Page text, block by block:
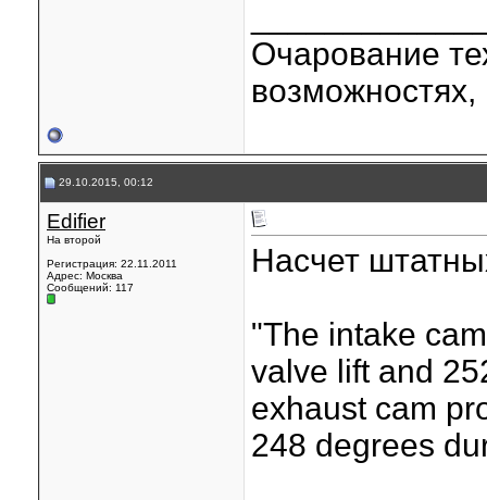
Очарование
возможностях,
29.10.2015, 00:12
Edifier
На второй
Регистрация: 22.11.2011
Адрес: Москва
Сообщений: 117
Насчет
"The intake
valve lift and
exhaust cam
248 degrees